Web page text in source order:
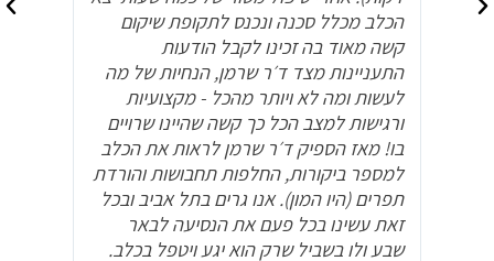
הכלב מכלל סכנה ונכנס לתקופת שיקום
קשה מאוד בה זכינו לקבל הודעות
התעניינות מצד ד׳ר שרמן, הנחיות של מה
לעשות ומה לא ויותר מהכל - מקצועיות
ורגישות למצב הכל כך קשה שהיינו שרויים
בו! מאז הספיק ד׳ר שרמן לראות את הכלב
למספר ביקורות, החלפות תחבושות והורדת
תפרים (היו המון). אנו גרים בתל אביב ובכל
זאת עשינו בכל פעם את הנסיעה לבאר
שבע ולו בשביל שרק הוא יגע ויטפל בכלב.